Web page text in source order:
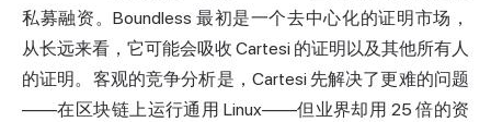
私募融资。Boundless 最初是一个去中心化的证明市场，
从长远来看，它可能会吸收 Cartesi 的证明以及其他所有人
的证明。客观的竞争分析是，Cartesi 先解决了更难的问题
——在区块链上运行通用 Linux——但业界却用 25 倍的资